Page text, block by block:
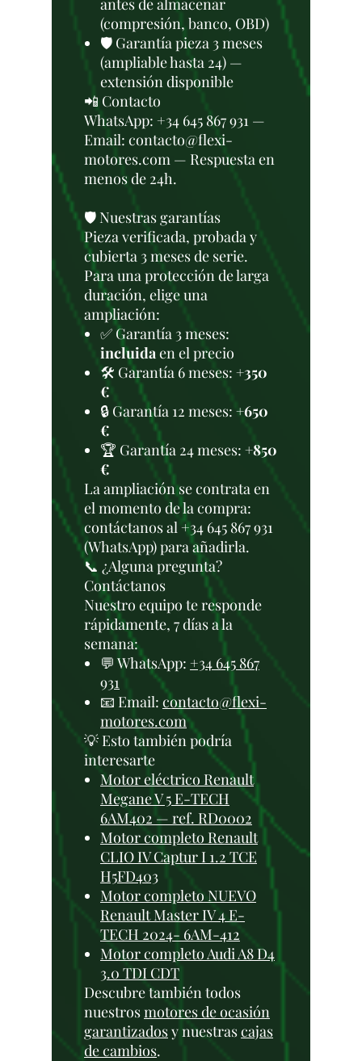
antes de almacenar
(compresión, banco, OBD)
🛡️ Garantía pieza 3 meses
(ampliable hasta 24) —
extensión disponible
📲 Contacto
WhatsApp: +34 645 867 931 —
Email: contacto@flexi-
motores.com — Respuesta en
menos de 24h.
🛡️ Nuestras garantías
Pieza verificada, probada y
cubierta 3 meses de serie.
Para una protección de larga
duración, elige una
ampliación:
✅ Garantía 3 meses:
incluidaen el precio
🛠️ Garantía 6 meses: +350
€
🔒 Garantía 12 meses: +650
€
🏆 Garantía 24 meses: +850
€
La ampliación se contrata en
el momento de la compra:
contáctanos al +34 645 867 931
(WhatsApp) para añadirla.
📞 ¿Alguna pregunta?
Contáctanos
Nuestro equipo te responde
rápidamente, 7 días a la
semana:
💬 WhatsApp: +34 645 867
931
📧 Email: contacto@flexi-
motores.com
💡 Esto también podría
interesarte
Motor eléctrico Renault
Megane V 5 E-TECH
6AM402 — ref. RD0002
Motor completo Renault
CLIO IV Captur I 1.2 TCE
H5FD403
Motor completo NUEVO
Renault Master IV 4 E-
TECH 2024- 6AM-412
Motor completo Audi A8 D4
3.0 TDI CDT
Descubre también todos
nuestrosmotores de ocasión
garantizadosy nuestrascajas
de cambios.